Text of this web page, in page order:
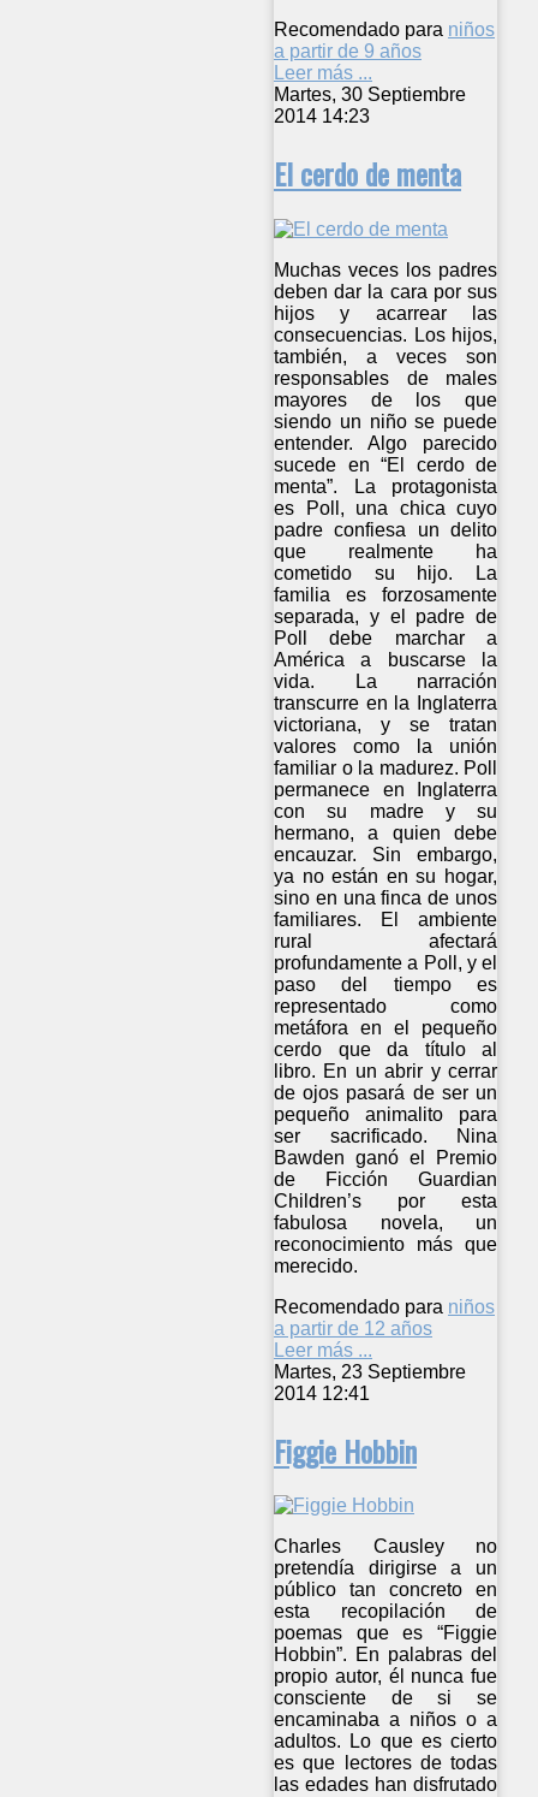
Recomendado para niños
a partir de 9 años
Leer más ...
Martes, 30 Septiembre
2014 14:23
El cerdo de menta
Muchas veces los padres
deben dar la cara por sus
hijos y acarrear las
consecuencias. Los hijos,
también, a veces son
responsables de males
mayores de los que
siendo un niño se puede
entender. Algo parecido
sucede en “El cerdo de
menta”. La protagonista
es Poll, una chica cuyo
padre confiesa un delito
que realmente ha
cometido su hijo. La
familia es forzosamente
separada, y el padre de
Poll debe marchar a
América a buscarse la
vida. La narración
transcurre en la Inglaterra
victoriana, y se tratan
valores como la unión
familiar o la madurez. Poll
permanece en Inglaterra
con su madre y su
hermano, a quien debe
encauzar. Sin embargo,
ya no están en su hogar,
sino en una finca de unos
familiares. El ambiente
rural afectará
profundamente a Poll, y el
paso del tiempo es
representado como
metáfora en el pequeño
cerdo que da título al
libro. En un abrir y cerrar
de ojos pasará de ser un
pequeño animalito para
ser sacrificado. Nina
Bawden ganó el Premio
de Ficción Guardian
Children’s por esta
fabulosa novela, un
reconocimiento más que
merecido.
Recomendado para niños
a partir de 12 años
Leer más ...
Martes, 23 Septiembre
2014 12:41
Figgie Hobbin
Charles Causley no
pretendía dirigirse a un
público tan concreto en
esta recopilación de
poemas que es “Figgie
Hobbin”. En palabras del
propio autor, él nunca fue
consciente de si se
encaminaba a niños o a
adultos. Lo que es cierto
es que lectores de todas
las edades han disfrutado